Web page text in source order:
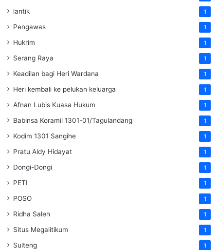
lantik 1
Pengawas 1
Hukrim 1
Serang Raya 1
Keadilan bagi Heri Wardana 1
Heri kembali ke pelukan keluarga 1
Afnan Lubis Kuasa Hukum 1
Babinsa Koramil 1301-01/Tagulandang 1
Kodim 1301 Sangihe 1
Pratu Aldy Hidayat 1
Dongi-Dongi 1
PETI 1
POSO 1
Ridha Saleh 1
Situs Megalitikum 1
Sulteng 1